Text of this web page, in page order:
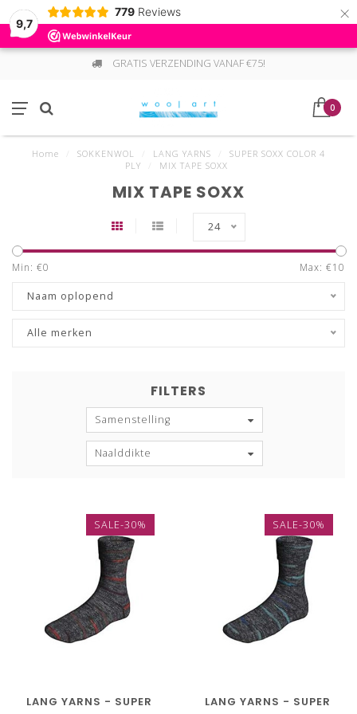
9,7
779 Reviews ×
GRATIS VERZENDING VANAF €75!
0
Home SOKKENWOL LANG YARNS
SUPER SOXX COLOR 4
PLY
MIX TAPE SOXX
MIX TAPE SOXX
24
Min: €0 Max: €10
Naam oplopend
Alle merken
FILTERS
Samenstelling
Naalddikte
SALE-30%
LANG YARNS - SUPER
SALE-30%
LANG YARNS - SUPER